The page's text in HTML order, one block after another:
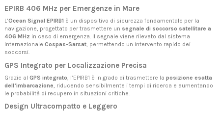
EPIRB 406 MHz per Emergenze in Mare
L’Ocean Signal EPIRB1 è un dispositivo di sicurezza fondamentale per la
navigazione, progettato per trasmettere un segnale di soccorso satellitare a
406 MHz in caso di emergenza. Il segnale viene rilevato dal sistema
internazionale Cospas-Sarsat, permettendo un intervento rapido dei
soccorsi.
GPS Integrato per Localizzazione Precisa
Grazie al GPS integrato, l’EPIRB1 è in grado di trasmettere la posizione esatta
dell’imbarcazione, riducendo sensibilmente i tempi di ricerca e aumentando
le probabilità di recupero in situazioni critiche.
Design Ultracompatto e Leggero